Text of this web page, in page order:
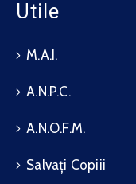
Utile
M.A.I.
A.N.P.C.
A.N.O.F.M.
Salvați Copiii